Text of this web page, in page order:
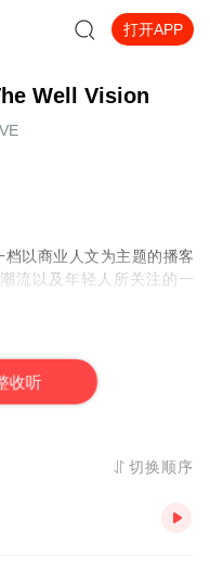
打开APP
Well Vision
档以商业人文为主题的播客
流以及年轻人所关注的一
人
融分析
收听
切换顺序